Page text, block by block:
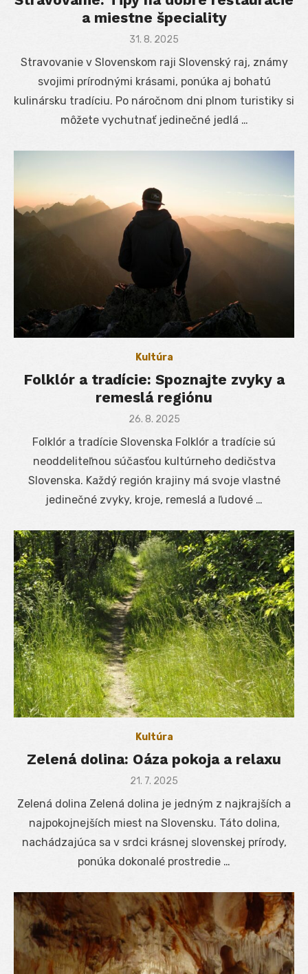
a miestne špeciality
Posted
31. 8. 2025
Stravovanie v Slovenskom raji Slovenský raj, známy
svojimi prírodnými krásami, ponúka aj bohatú
kulinársku tradíciu. Po náročnom dni plnom turistiky si
môžete vychutnať jedinečné jedlá …
Kultúra
Folklór a tradície: Spoznajte zvyky a
remeslá regiónu
Posted
26. 8. 2025
Folklór a tradície Slovenska Folklór a tradície sú
neoddeliteľnou súčasťou kultúrneho dedičstva
Slovenska. Každý región krajiny má svoje vlastné
jedinečné zvyky, kroje, remeslá a ľudové …
Kultúra
Zelená dolina: Oáza pokoja a relaxu
Posted
21. 7. 2025
Zelená dolina Zelená dolina je jedným z najkrajších a
najpokojnejších miest na Slovensku. Táto dolina,
nachádzajúca sa v srdci krásnej slovenskej prírody,
ponúka dokonalé prostredie …